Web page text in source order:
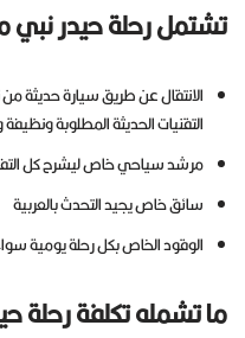
تشتمل رحلة حيدر
الانتقال عن طريق سيارة
التقنيات الحديثة المطلوبة
مرشد سياحي خاص ليشرح كل
سائق خاص يجيد التحدث بالعربية
الوقود الخاص بكل رحلة يومية
ما تشمله تكلفة رحلة